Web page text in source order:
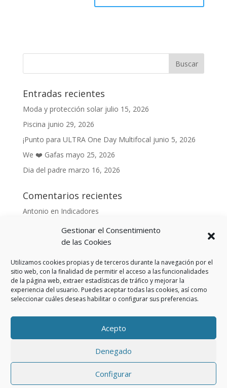
Gestionar el Consentimiento
de las Cookies
Utilizamos cookies propias y de terceros durante la navegación por el
sitio web, con la finalidad de permitir el acceso a las funcionalidades
de la página web, extraer estadísticas de tráfico y mejorar la
experiencia del usuario. Puedes aceptar todas las cookies, así como
seleccionar cuáles deseas habilitar o configurar sus preferencias.
Acepto
Denegado
Configurar
Entradas recientes
Moda y protección solar julio 15, 2026
Piscina junio 29, 2026
¡Punto para ULTRA One Day Multifocal junio 5, 2026
We ❤️ Gafas mayo 25, 2026
Dia del padre marzo 16, 2026
Comentarios recientes
Antonio en Indicadores
enIndicadores
enDe cara al buen tiempo
Política de privacidad
Política de cookies (UE)
Política privacidad RSS
Creado Por, Agencia Realidad Neutra | Desarrollado
para Òptica Bogas